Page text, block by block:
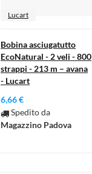
Lucart
Bobina asciugatutto
EcoNatural - 2 veli - 800
strappi - 213 m – avana
- Lucart
6,66 €
Spedito da
Magazzino Padova